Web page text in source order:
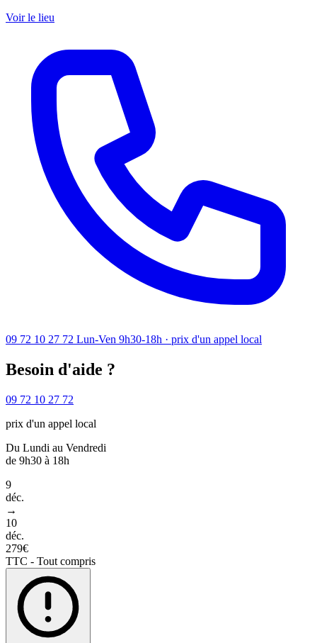
Voir le lieu
09 72 10 27 72 Lun-Ven 9h30-18h · prix d'un appel local
Besoin d'aide ?
09 72 10 27 72
prix d'un appel local
Du Lundi au Vendredi
de 9h30 à 18h
9
déc.
→
10
déc.
279€
TTC - Tout compris